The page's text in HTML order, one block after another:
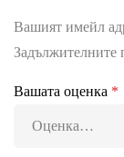
Вашият имейл
Задължителните
Вашата оценка *